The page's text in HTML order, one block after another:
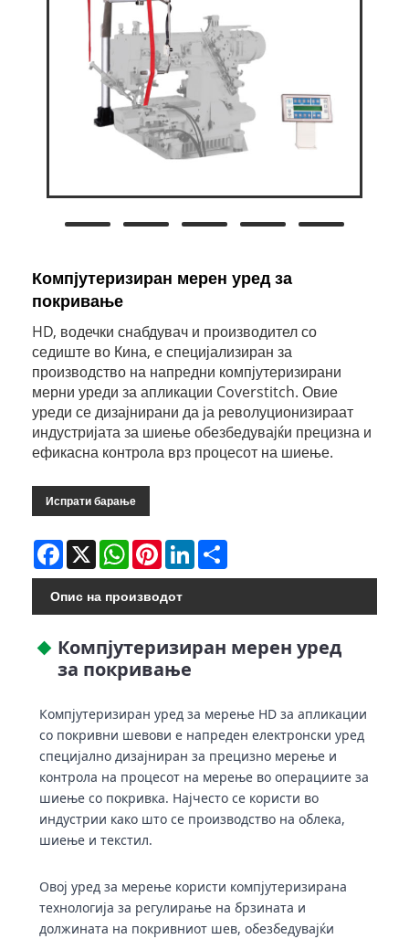
Компјутеризиран мерен уред за
покривање
HD, водечки снабдувач и производител со
седиште во Кина, е специјализиран за
производство на напредни компјутеризирани
мерни уреди за апликации Coverstitch. Овие
уреди се дизајнирани да ја револуционизираат
индустријата за шиење обезбедувајќи прецизна и
ефикасна контрола врз процесот на шиење.
Испрати барање
Facebook
X WhatsAppPinterestLinkedIn
Опис на производот
Компјутеризиран мерен уред
за покривање
Компјутеризиран уред за мерење HD за апликации
со покривни шевови е напреден електронски уред
специјално дизајниран за прецизно мерење и
контрола на процесот на мерење во операциите за
шиење со покривка. Најчесто се користи во
индустрии како што се производство на облека,
шиење и текстил.
Овој уред за мерење користи компјутеризирана
технологија за регулирање на брзината и
должината на покривниот шев, обезбедувајќи